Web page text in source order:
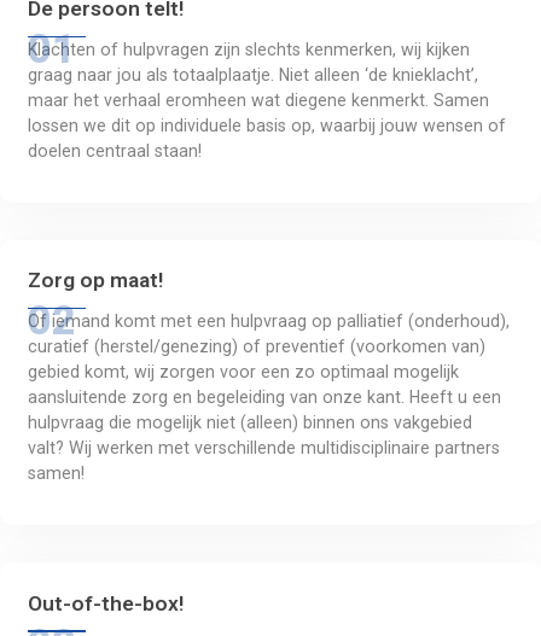
De persoon telt!
Klachten of hulpvragen zijn slechts kenmerken, wij kijken
graag naar jou als totaalplaatje. Niet alleen ‘de knieklacht’,
maar het verhaal eromheen wat diegene kenmerkt. Samen
lossen we dit op individuele basis op, waarbij jouw wensen of
doelen centraal staan!
Zorg op maat!
Of iemand komt met een hulpvraag op palliatief (onderhoud),
curatief (herstel/genezing) of preventief (voorkomen van)
gebied komt, wij zorgen voor een zo optimaal mogelijk
aansluitende zorg en begeleiding van onze kant. Heeft u een
hulpvraag die mogelijk niet (alleen) binnen ons vakgebied
valt? Wij werken met verschillende multidisciplinaire partners
samen!
Out-of-the-box!